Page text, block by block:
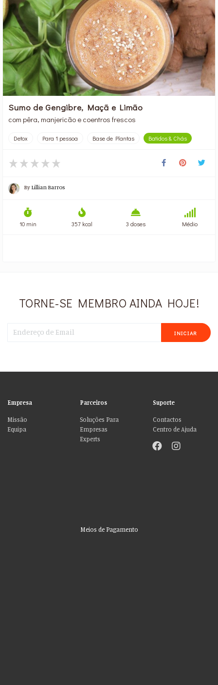
Sumo de Gengibre, Maçã e Limão
com pêra, manjericão e coentros frescos
Detox Para 1 pessoa Base de Plantas Batidos & Chás
By Lillian Barros
10 min 357 kcal 3 doses Médio
TORNE-SE MEMBRO AINDA HOJE!
INICIAR
Empresa
Missão
Equipa
Parceiros
Soluções Para
Empresas
Experts
Suporte
Contactos
Centro de Ajuda
Meios de Pagamento